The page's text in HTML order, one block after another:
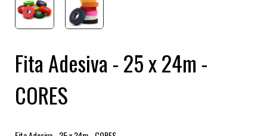
Fita Adesiva - 25 x 24m -
CORES